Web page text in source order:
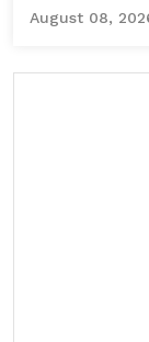
August 08,